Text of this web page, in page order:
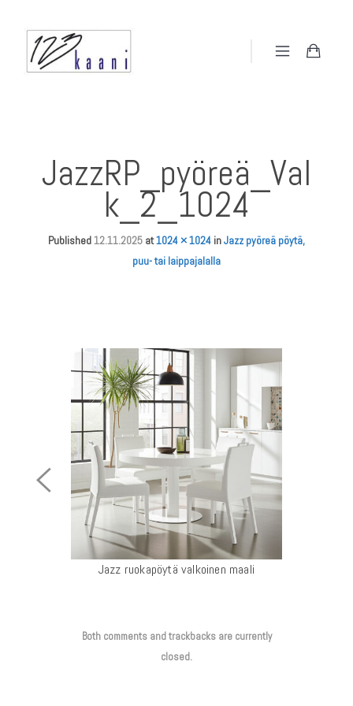
JazzRP_pyöreä_Val
k_2_1024
Published12.11.2025 at1024 × 1024 inJazz pyöreä pöytä,
puu- tai laippajalalla
Jazz ruokapöytä valkoinen maali
Previous
Image
Both comments and trackbacks are currently
closed.